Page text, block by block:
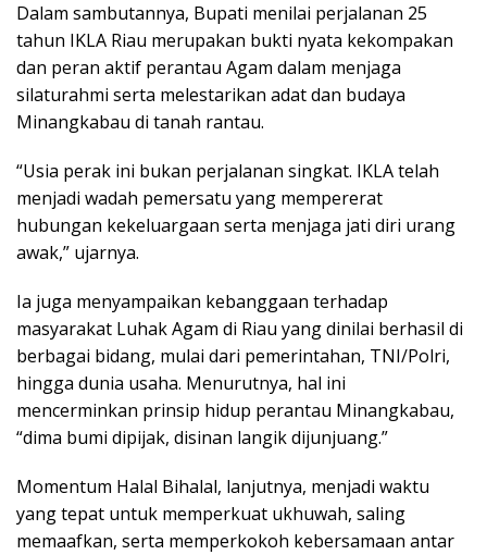
Dalam sambutannya, Bupati menilai perjalanan 25
tahun IKLA Riau merupakan bukti nyata kekompakan
dan peran aktif perantau Agam dalam menjaga
silaturahmi serta melestarikan adat dan budaya
Minangkabau di tanah rantau.
“Usia perak ini bukan perjalanan singkat. IKLA telah
menjadi wadah pemersatu yang mempererat
hubungan kekeluargaan serta menjaga jati diri urang
awak,” ujarnya.
Ia juga menyampaikan kebanggaan terhadap
masyarakat Luhak Agam di Riau yang dinilai berhasil di
berbagai bidang, mulai dari pemerintahan, TNI/Polri,
hingga dunia usaha. Menurutnya, hal ini
mencerminkan prinsip hidup perantau Minangkabau,
“dima bumi dipijak, disinan langik dijunjuang.”
Momentum Halal Bihalal, lanjutnya, menjadi waktu
yang tepat untuk memperkuat ukhuwah, saling
memaafkan, serta memperkokoh kebersamaan antar